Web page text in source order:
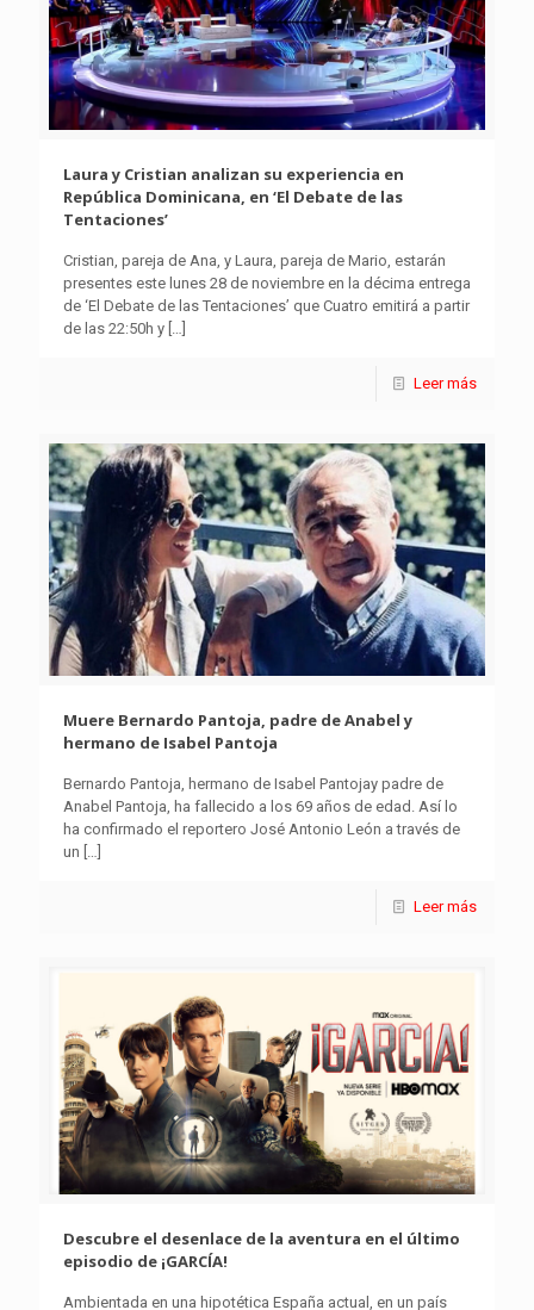
Laura y Cristian analizan su experiencia en
República Dominicana, en ‘El Debate de las
Tentaciones’
Cristian, pareja de Ana, y Laura, pareja de Mario, estarán
presentes este lunes 28 de noviembre en la décima entrega
de ‘El Debate de las Tentaciones’ que Cuatro emitirá a partir
de las 22:50h y […]
Leer más
Muere Bernardo Pantoja, padre de Anabel y
hermano de Isabel Pantoja
Bernardo Pantoja, hermano de Isabel Pantojay padre de
Anabel Pantoja, ha fallecido a los 69 años de edad. Así lo
ha confirmado el reportero José Antonio León a través de
un […]
Leer más
Descubre el desenlace de la aventura en el último
episodio de ¡GARCÍA!
Ambientada en una hipotética España actual, en un país